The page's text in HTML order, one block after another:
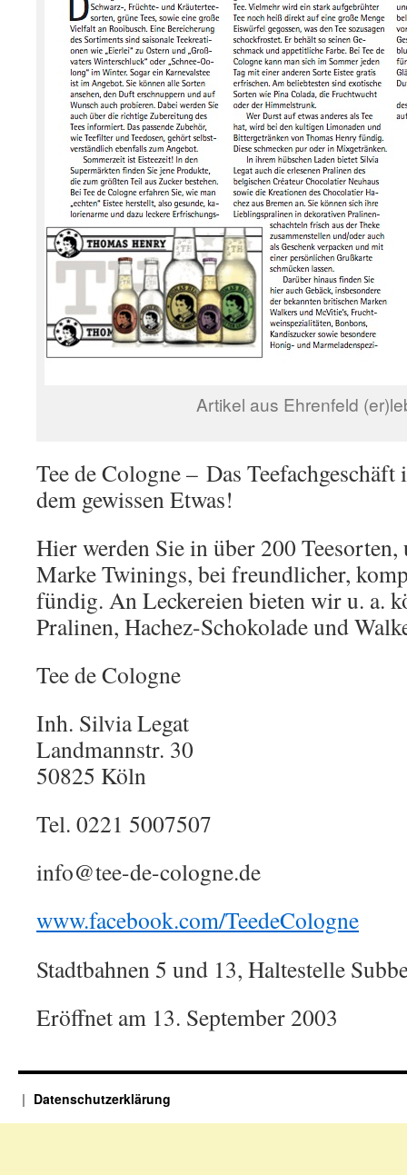
Artikel aus Ehrenfeld
Tee de Cologne – Das
dem gewissen Etwas!
Hier werden Sie in über 200 Teesorten,
Marke Twinings, bei freundlicher,
fündig. An Leckereien bieten wir u. a.
Pralinen, Hachez-Schokolade und
Tee de Cologne
Inh. Silvia Legat
Landmannstr. 30
50825 Köln
Tel. 0221 5007507
info@tee-de-cologne.de
www.facebook.com/TeedeCologne
Stadtbahnen 5 und 13, Haltestelle
Eröffnet am 13. September 2003
Datenschutzerklärung